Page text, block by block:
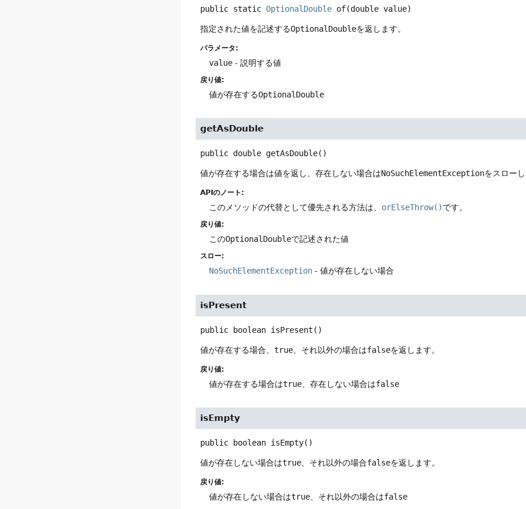
public static OptionalDouble of(double value)
指定された値を記述するOptionalDoubleを返します。
パラメータ:
value - 説明する値
戻り値:
値が存在するOptionalDouble
getAsDouble
public double getAsDouble()
値が存在する場合は値を返し、存在しない場合はNoSuchElementExceptionをスロー
APIのノート:
このメソッドの代替として優先される方法は、 orElseThrow()です。
戻り値:
このOptionalDoubleで記述された値
スロー:
NoSuchElementException - 値が存在しない場合
isPresent
public boolean isPresent ()
値が存在する場合、true 、それ以外の場合はfalseを返します。
戻り値:
値が存在する場合はtrue 、存在しない場合はfalse
isEmpty
public boolean isEmpty()
値が存在しない場合はtrue 、それ以外の場合falseを返します。
戻り値:
値が存在しない場合はtrue、それ以外の場合はfalse